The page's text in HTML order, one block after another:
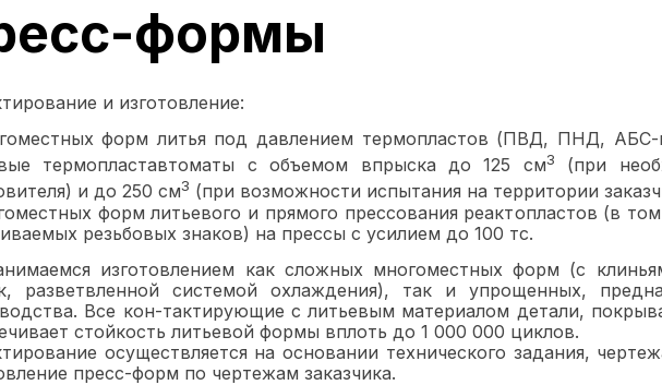
формы
и изготовление:
форм литья под давлением термопластов (ПВД, ПНД, АБС-
термопластавтоматы с объемом впрыска до 125 см3
(при
и до 250 см3 (при возможности испытания на территории
форм литьевого и прямого прессования реактопластов (в
резьбовых знаков) на прессы с усилием до 100 тс.
изготовлением как сложных многоместных форм (с
разветвленной системой охлаждения), так и упрощенных,
Все кон-тактирующие с литьевым материалом детали,
стойкость литьевой формы вплоть до 1 000 000 циклов.
осуществляется на основании технического задания,
пресс-форм по чертежам заказчика.